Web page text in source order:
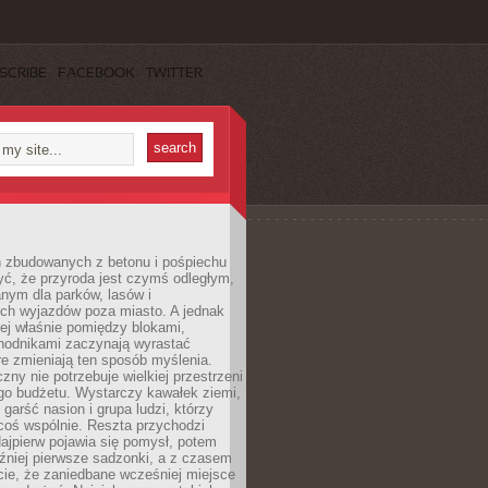
FACEBOOK TWITTER
zbudowanych z betonu i pośpiechu
że przyroda jest czymś odległym,
dla parków, lasów i
wyjazdów poza miasto. A jednak
właśnie pomiędzy blokami,
zaczynają wyrastać
zmieniają ten sposób myślenia.
nie potrzebuje wielkiej przestrzeni
budżetu. Wystarczy kawałek ziemi,
nasion i grupa ludzi, którzy
wspólnie. Reszta przychodzi
pojawia się pomysł, potem
pierwsze sadzonki, a z czasem
że zaniedbane wcześniej miejsce